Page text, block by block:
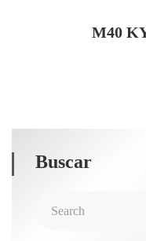
Buscar
M40